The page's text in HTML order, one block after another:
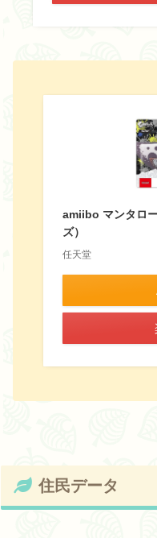
amiibo マンタロ
ズ）
任天堂
住民データ